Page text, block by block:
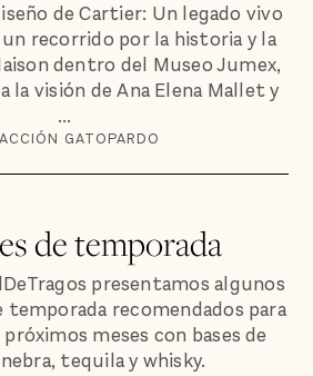
de Cartier: Un legado vivo
recorrido por la historia y la
dentro del Museo Jumex,
la visión de Ana Elena Mallet y
...
GATOPARDO
de temporada
presentamos algunos
recomendados para
meses con bases de
tequila y whisky.